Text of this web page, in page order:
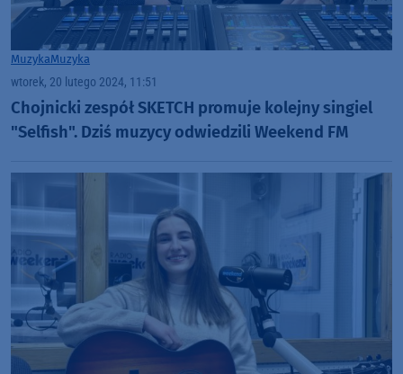
MuzykaMuzyka
wtorek, 20 lutego 2024, 11:51
Chojnicki zespół SKETCH promuje kolejny singiel
"Selfish". Dziś muzycy odwiedzili Weekend FM